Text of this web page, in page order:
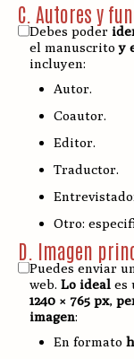
C. Autores y
Debes poder
el manuscritoy
incluyen:
Autor.
Coautor.
Editor.
Traductor.
Otro:
D. Imagen
Puedes enviar
web.Lo ideal es
1240 × 765 px,
imagen:
En formato